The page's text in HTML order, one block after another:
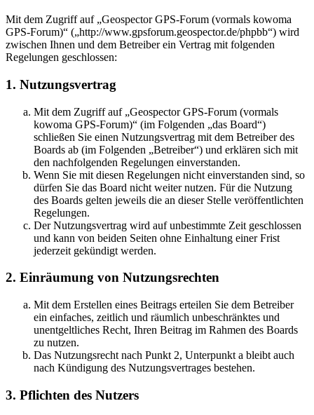
Mit dem Zugriff auf „Geospector GPS-Forum (vormals kowoma
GPS-Forum)“ („http://www.gpsforum.geospector.de/phpbb“) wird
zwischen Ihnen und dem Betreiber ein Vertrag mit folgenden
Regelungen geschlossen:
1. Nutzungsvertrag
Mit dem Zugriff auf „Geospector GPS-Forum (vormals
kowoma GPS-Forum)“ (im Folgenden „das Board“)
schließen Sie einen Nutzungsvertrag mit dem Betreiber des
Boards ab (im Folgenden „Betreiber“) und erklären sich mit
den nachfolgenden Regelungen einverstanden.
Wenn Sie mit diesen Regelungen nicht einverstanden sind, so
dürfen Sie das Board nicht weiter nutzen. Für die Nutzung
des Boards gelten jeweils die an dieser Stelle veröffentlichten
Regelungen.
Der Nutzungsvertrag wird auf unbestimmte Zeit geschlossen
und kann von beiden Seiten ohne Einhaltung einer Frist
jederzeit gekündigt werden.
2. Einräumung von Nutzungsrechten
Mit dem Erstellen eines Beitrags erteilen Sie dem Betreiber
ein einfaches, zeitlich und räumlich unbeschränktes und
unentgeltliches Recht, Ihren Beitrag im Rahmen des Boards
zu nutzen.
Das Nutzungsrecht nach Punkt 2, Unterpunkt a bleibt auch
nach Kündigung des Nutzungsvertrages bestehen.
3. Pflichten des Nutzers